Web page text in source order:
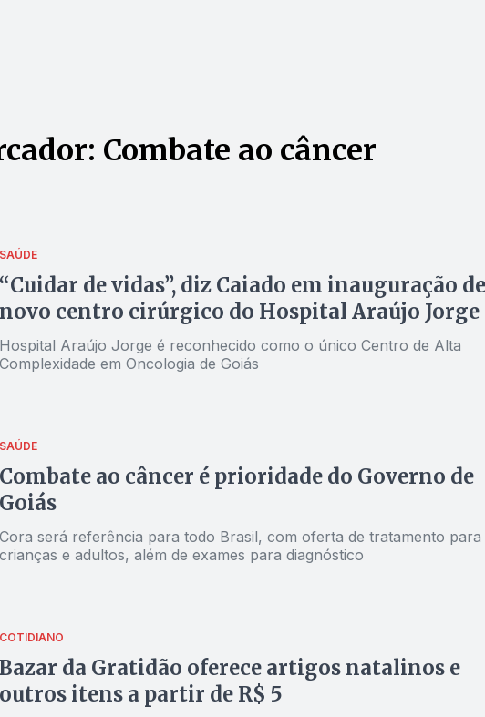
Combate ao câncer
SAÚDE
“Cuidar de vidas”, diz Caiado em inauguração de
novo centro cirúrgico do Hospital Araújo Jorge
Hospital Araújo Jorge é reconhecido como o único Centro de Alta
Complexidade em Oncologia de Goiás
SAÚDE
Combate ao câncer é prioridade do Governo de
Goiás
Cora será referência para todo Brasil, com oferta de tratamento para
crianças e adultos, além de exames para diagnóstico
COTIDIANO
Bazar da Gratidão oferece artigos natalinos e
outros itens a partir de R$ 5